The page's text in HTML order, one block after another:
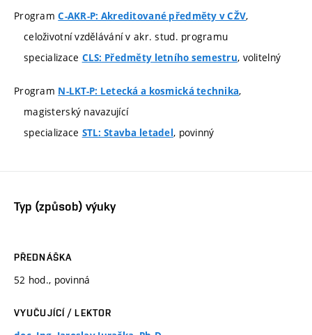
ProgramC-AKR-P: Akreditované předměty v CŽV,
celoživotní vzdělávání v akr. stud. programu
specializace CLS: Předměty letního semestru, volitelný
Program N-LKT-P: Letecká a kosmická technika,
magisterský navazující
specializace STL: Stavba letadel, povinný
Typ (způsob) výuky
PŘEDNÁŠKA
52 hod., povinná
VYUČUJÍCÍ / LEKTOR